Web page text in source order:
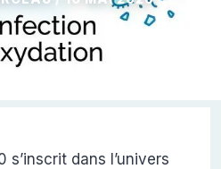
s’inscrit dans l’univers